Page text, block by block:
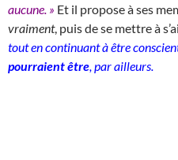
aucune. » Et il propose à ses
vraiment, puis de se mettre à
tout en continuant à être
pourraient être , par ailleurs.